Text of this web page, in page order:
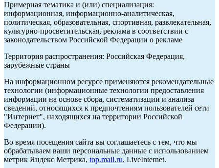
Примерная тематика и (или) специализация:
информационная, информационно-аналитическая,
политическая, образовательная, спортивная, развлекательная,
культурно-просветительская, реклама в соответствии с
законодательством Российской Федерации о рекламе
Территория распространения: Российская Федерация,
зарубежные страны
На информационном ресурсе применяются рекомендательные
технологии (информационные технологии предоставления
информации на основе сбора, систематизации и анализа
сведений, относящихся к предпочтениям пользователей сети
"Интернет", находящихся на территории Российской
Федерации).
Во время посещения сайта вы соглашаетесь с тем, что мы
обрабатываем ваши персональные данные с использованием
метрик Яндекс Метрика, top.mail.ru, LiveInternet.